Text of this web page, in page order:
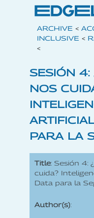
ARCHIVE <
INCLUSIVE <
<
SESIÓN 4:
NOS
PARA LA
Title: Sesión 4:
cuida?
Data para la
Author(s):